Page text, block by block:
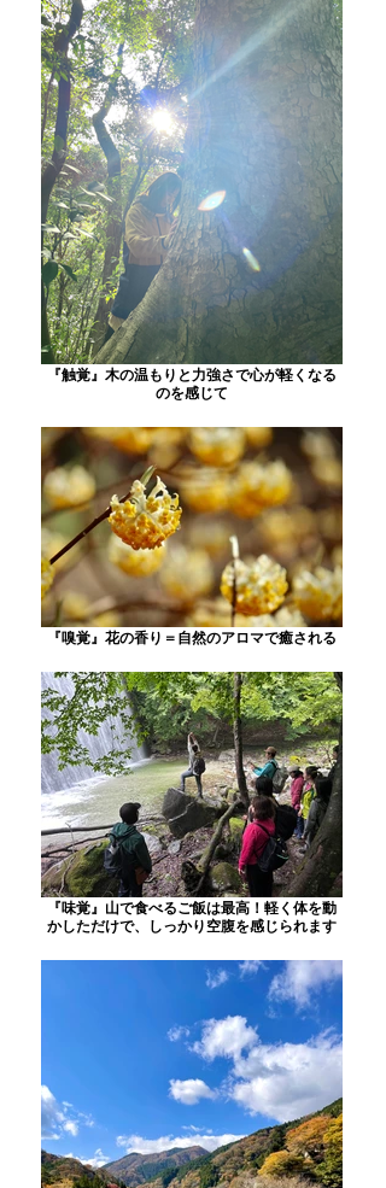
『触覚』木の温もりと力強さで心が軽くなる
のを感じて
『嗅覚』花の香り＝自然のアロマで癒される
『味覚』山で食べるご飯は最高！軽く体を動
かしただけで、しっかり空腹を感じられます